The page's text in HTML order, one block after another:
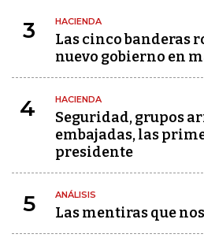
3 HACIENDA
Las cinco banderas
nuevo gobierno en
4 HACIENDA
Seguridad, grupos
embajadas, las
presidente
5 ANÁLISIS
Las mentiras que